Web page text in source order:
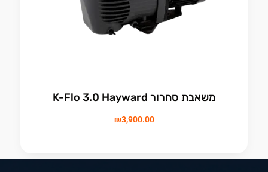
משאבת סחרור K-Flo 3.0 Hayward
₪3,900.00